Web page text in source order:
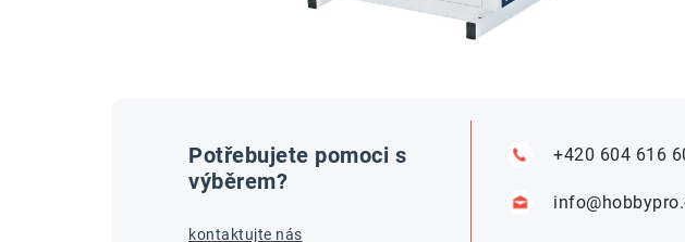
Potřebujete pomoci s
výběrem?
kontaktujte nás
+420 604 616